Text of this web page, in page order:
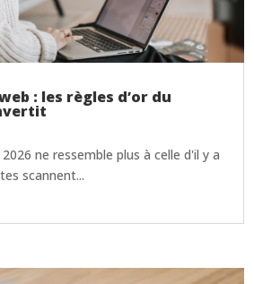
: les règles d’or du
ne ressemble plus à celle d'il y a
scannent...